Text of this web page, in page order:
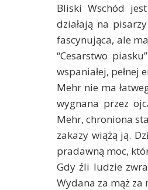
Bliski Wschód
działają na
fascynująca, ale
“Cesarstwo
wspaniałej, pełnej
Mehr nie ma
wygnana przez
Mehr, chroniona
zakazy wiążą ją.
pradawną moc,
Gdy źli ludzie
Wydana za mąż